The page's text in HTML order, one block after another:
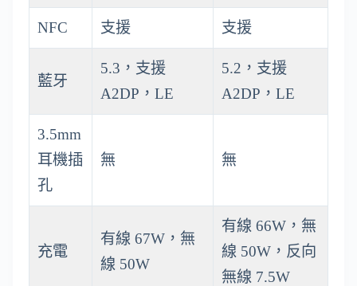
NFC 支援 支援
藍牙
5.3，支援
A2DP，LE
5.2，支援
A2DP，LE
3.5mm
耳機插
孔
無 無
充電
有線 67W，無
線 50W
有線 66W，無
線 50W，反向
無線 7.5W